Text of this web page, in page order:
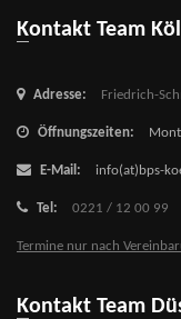
Kontakt Team
Adresse: Friedrich-
Öffnungszeiten:
E-Mail: info(at)bps-
Tel: 0221 / 12 00 99
Termine nur nach
Kontakt Team